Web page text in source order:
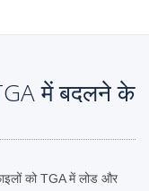
में बदलने के
को TGA में लोड और